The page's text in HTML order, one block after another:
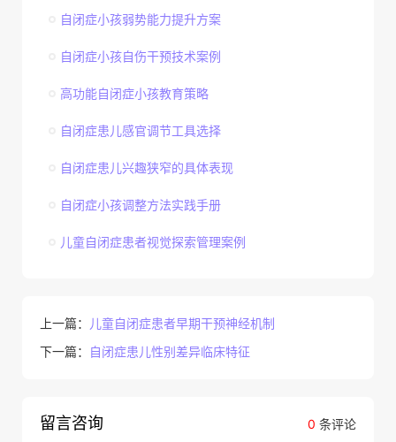
自闭症小孩弱势能力提升方案
自闭症小孩自伤干预技术案例
高功能自闭症小孩教育策略
自闭症患儿感官调节工具选择
自闭症患儿兴趣狭窄的具体表现
自闭症小孩调整方法实践手册
儿童自闭症患者视觉探索管理案例
上一篇：
儿童自闭症患者早期干预神经机制
下一篇：
自闭症患儿性别差异临床特征
0 条评论
留言咨询